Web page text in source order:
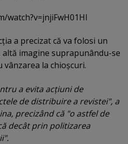
watch?v=jnjiFwH01HI
a precizat că va folosi un
imagine suprapunându-se
la chioşcuri.
a evita acţiuni de
de distribuire a revistei", a
precizând că "o astfel de
decât prin politizarea